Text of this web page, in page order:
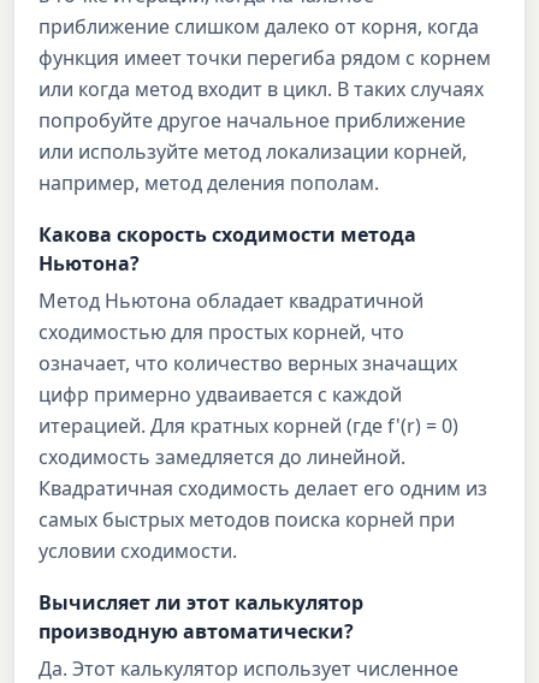
приближение слишком далеко от корня, когда
функция имеет точки перегиба рядом с корнем
или когда метод входит в цикл. В таких случаях
попробуйте другое начальное приближение
или используйте метод локализации корней,
например, метод деления пополам.
Какова скорость сходимости метода
Ньютона?
Метод Ньютона обладает квадратичной
сходимостью для простых корней, что
означает, что количество верных значащих
цифр примерно удваивается с каждой
итерацией. Для кратных корней (где f'(r) = 0)
сходимость замедляется до линейной.
Квадратичная сходимость делает его одним из
самых быстрых методов поиска корней при
условии сходимости.
Вычисляет ли этот калькулятор
производную автоматически?
Да. Этот калькулятор использует численное